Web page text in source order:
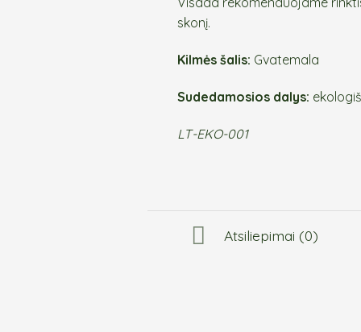
skonį.
Kilmės šalis: Gvatemala
Sudedamosios dalys:
LT-EKO-001
Atsiliepimai (0)